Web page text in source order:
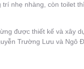
trí nhẹ nhàng, còn toilet
được thiết kế và xây
Trường Lưu và Ngô